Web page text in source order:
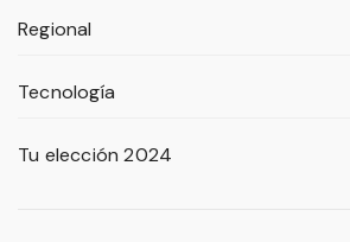
Regional
Tecnología
Tu elección 2024